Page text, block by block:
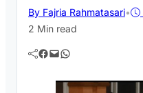
By Fajria Rahmatasari•
2 Min read
Facebook Mail WhatsApp